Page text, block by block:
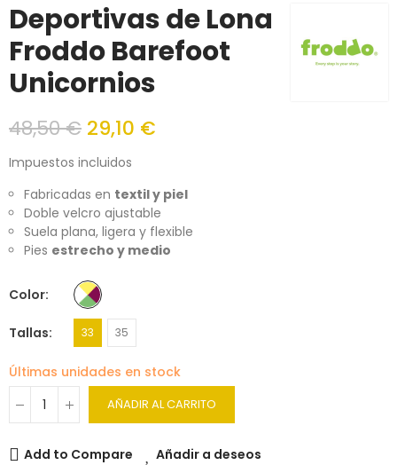
Deportivas de Lona
Froddo Barefoot
Unicornios
48,50 € 29,10 €
Impuestos incluidos
Fabricadas en textil y piel
Doble velcro ajustable
Suela plana, ligera y flexible
Pies estrecho y medio
Color
Tallas 33 35
Últimas unidades en stock
AÑADIR AL CARRITO
Add to Compare Añadir a deseos